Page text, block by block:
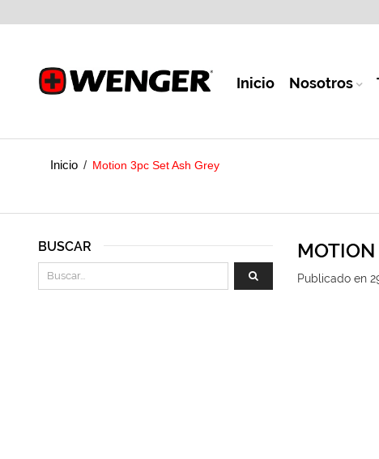
Inicio Nosotros
Inicio / Motion 3pc Set Ash Grey
MOTION
Publicado en
BUSCAR